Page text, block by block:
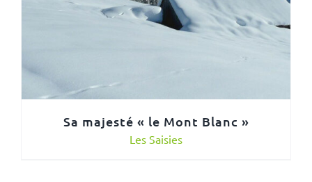
Sa majesté « le Mont Blanc »
Les Saisies